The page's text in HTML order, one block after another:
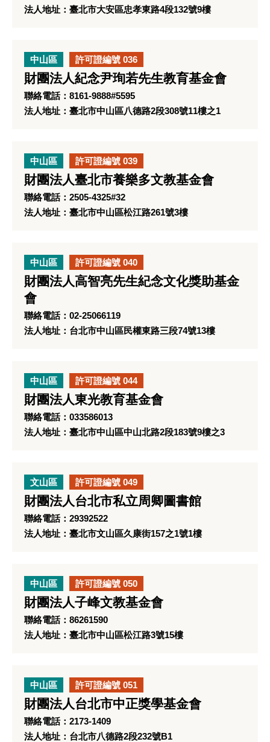
法人地址：臺北市大安區忠孝東路4段132號9樓
中山區 許可證編號 036
財團法人紀念尹珣若先生教育基金會
聯絡電話：8161-9888#5595
法人地址：臺北市中山區八德路2段308號11樓之1
中山區 許可證編號 039
財團法人臺北市養樂多文教基金會
聯絡電話：2505-4325#32
法人地址：臺北市中山區松江路261號3樓
中山區 許可證編號 040
財團法人高智亮先生紀念文化獎助基金
會
聯絡電話：02-25066119
法人地址：台北市中山區民權東路三段74號13樓
中山區 許可證編號 044
財團法人東光教育基金會
聯絡電話：033586013
法人地址：臺北市中山區中山北路2段183號9樓之3
文山區 許可證編號 049
財團法人台北市私立周卿圖書館
聯絡電話：29392522
法人地址：臺北市文山區久康街157之1號1樓
中山區 許可證編號 050
財團法人子峰文教基金會
聯絡電話：86261590
法人地址：臺北市中山區松江路3號15樓
中山區 許可證編號 051
財團法人台北市中正獎學基金會
聯絡電話：2173-1409
法人地址：台北市八德路2段232號B1